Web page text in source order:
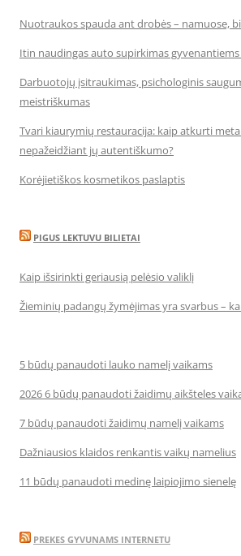
Nuotraukos spauda ant drobės – namuose,
Itin naudingas auto supirkimas
Darbuotojų įsitraukimas, psichologinis
meistriškumas
Tvari kiaurymių restauracija: kaip atkurti
nepažeidžiant jų autentiškumo?
Korėjietiškos kosmetikos paslaptis
PIGUS LEKTUVU BILIETAI
Kaip išsirinkti geriausią pelėsio valiklį
Žieminių padangų žymėjimas yra svarbus –
5 būdų panaudoti lauko namelį vaikams
2026 6 būdų panaudoti žaidimų aikšteles
7 būdų panaudoti žaidimų namelį vaikams
Dažniausios klaidos renkantis vaikų namelius
11 būdų panaudoti medinę laipiojimo sienelę
PREKES GYVUNAMS INTERNETU